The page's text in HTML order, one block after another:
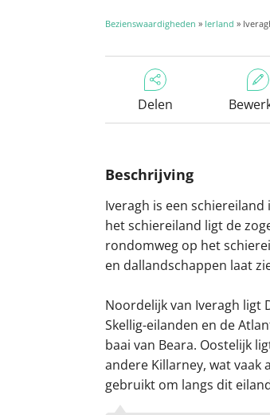
Bezienswaardigheden » Ierland »
Delen
Beschrijving
Iveragh is een
het schiereiland ligt de
rondomweg op het
en dallandschappen laat
Noordelijk van Iveragh ligt
Skellig-eilanden en de
baai van Beara. Oostelijk
andere Killarney, wat
gebruikt om langs dit